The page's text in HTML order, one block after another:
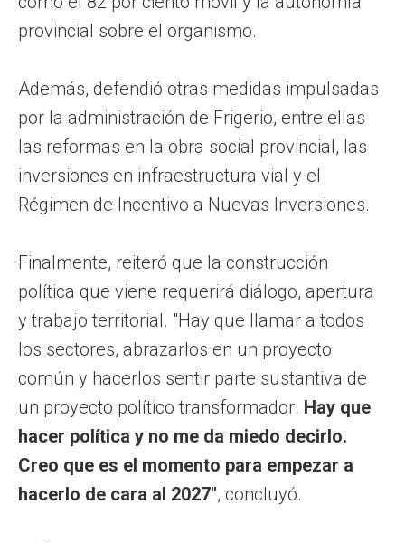
provincial sobre el organismo.
Además, defendió otras medidas impulsadas
por la administración de Frigerio, entre ellas
las reformas en la obra social provincial, las
inversiones en infraestructura vial y el
Régimen de Incentivo a Nuevas Inversiones.
Finalmente, reiteró que la construcción
política que viene requerirá diálogo, apertura
y trabajo territorial. "Hay que llamar a todos
los sectores, abrazarlos en un proyecto
común y hacerlos sentir parte sustantiva de
un proyecto político transformador. Hay que
hacer política y no me da miedo decirlo.
Creo que es el momento para empezar a
hacerlo de cara al 2027", concluyó.